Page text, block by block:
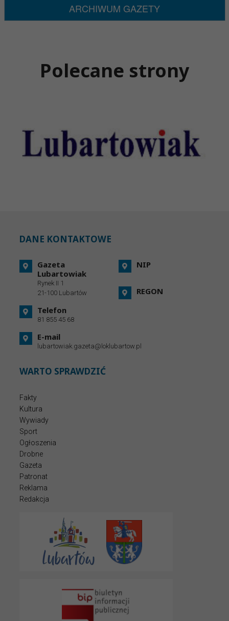
ARCHIWUM GAZETY
Polecane strony
DANE KONTAKTOWE
Gazeta
Lubartowiak
Rynek II 1
21-100 Lubartów
Telefon
81 855 45 68
E-mail
lubartowiak.gazeta@loklubartow.pl
NIP
REGON
WARTO SPRAWDZIĆ
Fakty
Kultura
Wywiady
Sport
Ogłoszenia
Drobne
Gazeta
Patronat
Reklama
Redakcja